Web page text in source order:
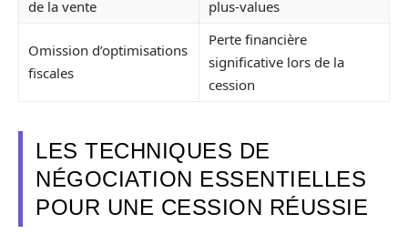
de la vente
plus-values
Omission d’optimisations
fiscales
Perte financière
significative lors de la
cession
LES TECHNIQUES DE
NÉGOCIATION ESSENTIELLES
POUR UNE CESSION RÉUSSIE